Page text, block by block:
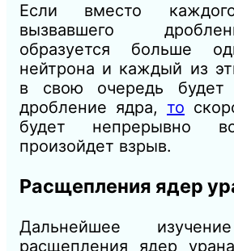
Если вместо
вызвавшего
образуется больше
нейтрона и каждый из
в свою очередь будет
дробление ядра, то
будет непрерывно
произойдет взрыв.
Расщепления ядер
Дальнейшее
расщепления ядер